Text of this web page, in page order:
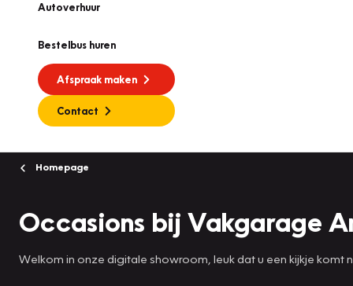
Autoverhuur
Bestelbus huren
Afspraak maken
Contact
Homepage
Occasions bij Vakgarage
Welkom in onze digitale showroom, leuk dat u een kijkje komt